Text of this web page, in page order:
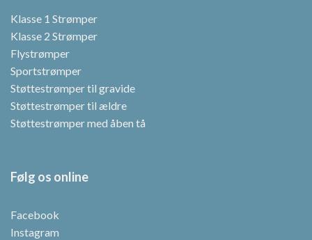
Klasse 1 Strømper
Klasse 2 Strømper
Flystrømper
Sportstrømper
Støttestrømper til gravide
Støttestrømper til ældre
Støttestrømper med åben tå
Følg os online
Facebook
Instagram